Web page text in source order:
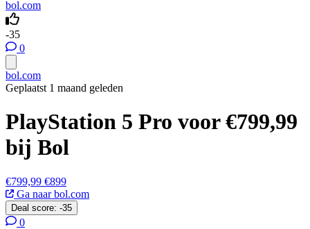
bol.com
-35
0
bol.com
Geplaatst 1 maand geleden
PlayStation 5 Pro voor €799,99
bij Bol
€799,99 €899
Ga naar bol.com
Deal score: -35
0